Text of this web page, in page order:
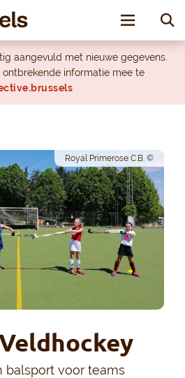
Toggle
aangevuld met nieuwe gegevens.
informatie mee te
Royal Primerose C.B. ©
balsport voor teams